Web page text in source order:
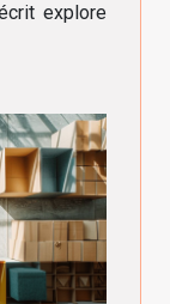
explore